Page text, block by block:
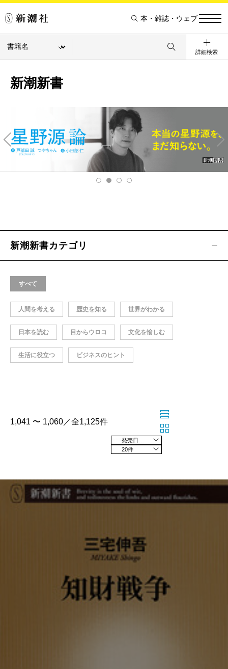
本・雑誌・ウェブ
詳細検索
新潮新書
v
Ne
xt
新潮新書カテゴリ
すべて
人間を考える 歴史を知る 世界がわかる
日本を読む 目からウロコ 文化を愉しむ
生活に役立つ ビジネスのヒント
1,041 〜 1,060／全1,125件
20件